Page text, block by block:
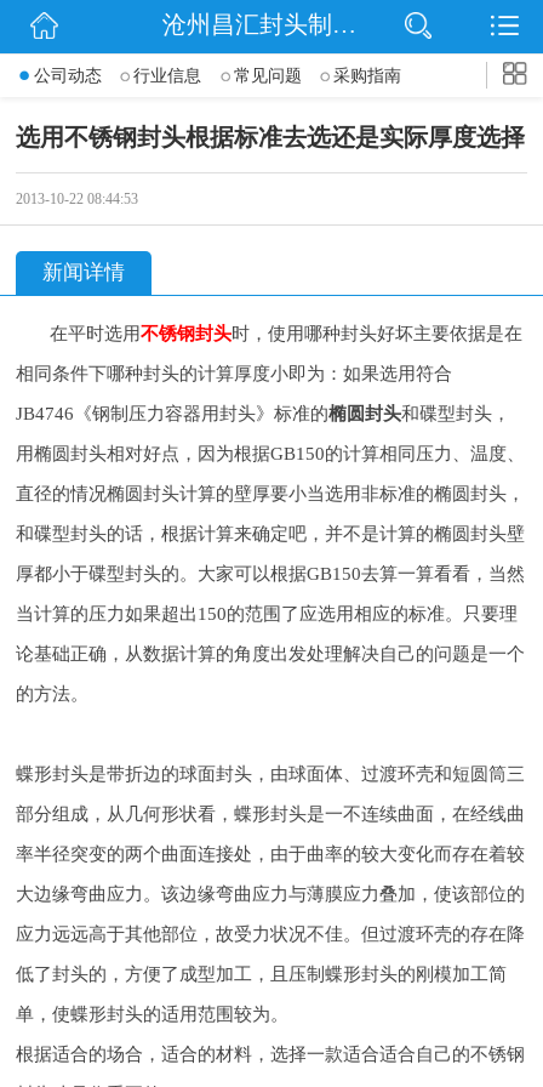
网站首页
信息动态
沧州昌汇封头制造有限公司
公司动态 行业信息 常见问题 采购指南
选用不锈钢封头根据标准去选还是实际厚度选择
2013-10-22 08:44:53
新闻详情
在平时选用不锈钢封头时，使用哪种封头好坏主要依据是在
相同条件下哪种封头的计算厚度小即为：如果选用符合
JB4746《钢制压力容器用封头》标准的椭圆封头和碟型封头，
用椭圆封头相对好点，因为根据GB150的计算相同压力、温度、
直径的情况椭圆封头计算的壁厚要小当选用非标准的椭圆封头，
和碟型封头的话，根据计算来确定吧，并不是计算的椭圆封头壁
厚都小于碟型封头的。大家可以根据GB150去算一算看看，当然
当计算的压力如果超出150的范围了应选用相应的标准。只要理
论基础正确，从数据计算的角度出发处理解决自己的问题是一个
的方法。
蝶形封头是带折边的球面封头，由球面体、过渡环壳和短圆筒三
部分组成，从几何形状看，蝶形封头是一不连续曲面，在经线曲
率半径突变的两个曲面连接处，由于曲率的较大变化而存在着较
大边缘弯曲应力。该边缘弯曲应力与薄膜应力叠加，使该部位的
应力远远高于其他部位，故受力状况不佳。但过渡环壳的存在降
低了封头的，方便了成型加工，且压制蝶形封头的刚模加工简
单，使蝶形封头的适用范围较为。
根据适合的场合，适合的材料，选择一款适合适合自己的不锈钢